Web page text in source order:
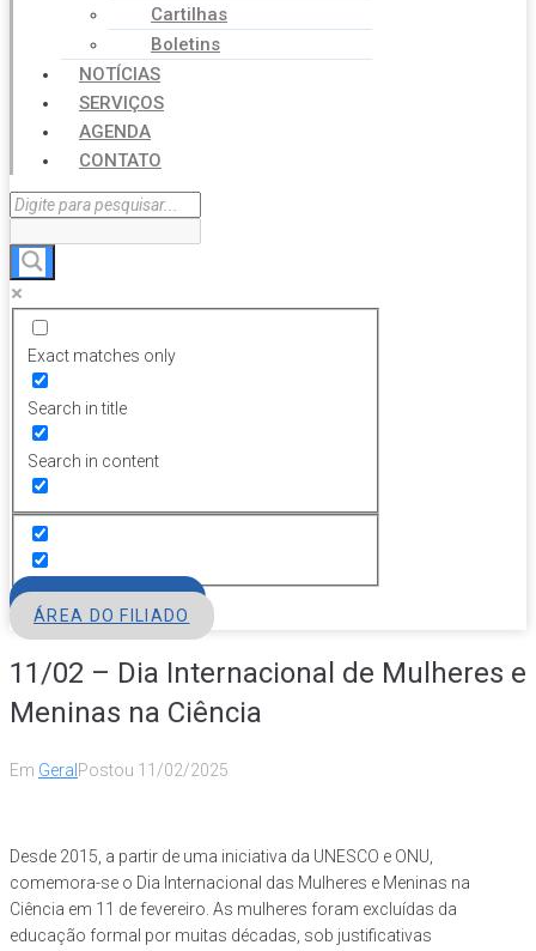
Cartilhas
Boletins
NOTÍCIAS
SERVIÇOS
AGENDA
CONTATO
Exact matches only
Search in title
Search in content
ÁREA DO FILIADO
11/02 – Dia Internacional de Mulheres e
Meninas na Ciência
Em Geral Postou 11/02/2025
Desde 2015, a partir de uma iniciativa da UNESCO e ONU,
comemora-se o Dia Internacional das Mulheres e Meninas na
Ciência em 11 de fevereiro. As mulheres foram excluídas da
educação formal por muitas décadas, sob justificativas